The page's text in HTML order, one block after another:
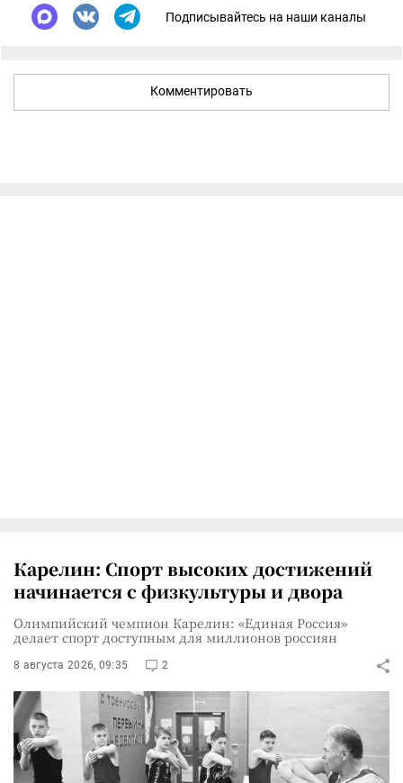
Подписывайтесь на наши каналы
Комментировать
Карелин: Спорт высоких достижений
начинается с физкультуры и двора
Олимпийский чемпион Карелин: «Единая Россия»
делает спорт доступным для миллионов россиян
8 августа 2026, 09:35 2